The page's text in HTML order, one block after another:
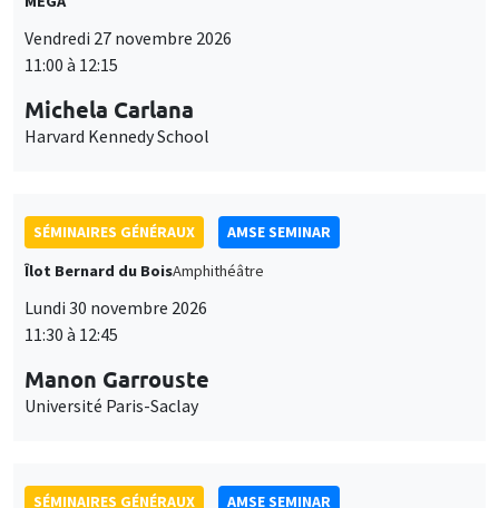
Vendredi 27 novembre 2026
11:00 à 12:15
Michela Carlana
Harvard Kennedy School
SÉMINAIRES GÉNÉRAUX
AMSE SEMINAR
Îlot Bernard du BoisAmphithéâtre
Lundi 30 novembre 2026
11:30 à 12:45
Manon Garrouste
Université Paris-Saclay
SÉMINAIRES GÉNÉRAUX AMSE SEMINAR